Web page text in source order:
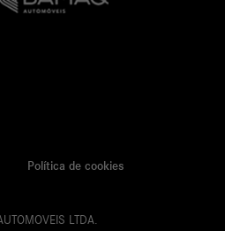
Política de cookies
LTDA.